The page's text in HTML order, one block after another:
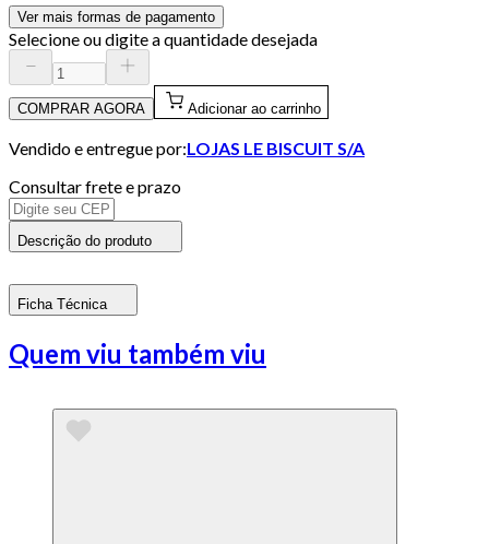
Ver mais formas de pagamento
Selecione ou digite a quantidade desejada
COMPRAR AGORA Adicionar ao carrinho
Vendido e entregue por:LOJAS LE BISCUIT S/A
Consultar frete e prazo
Descrição do produto
Ficha Técnica
Quem viu também viu